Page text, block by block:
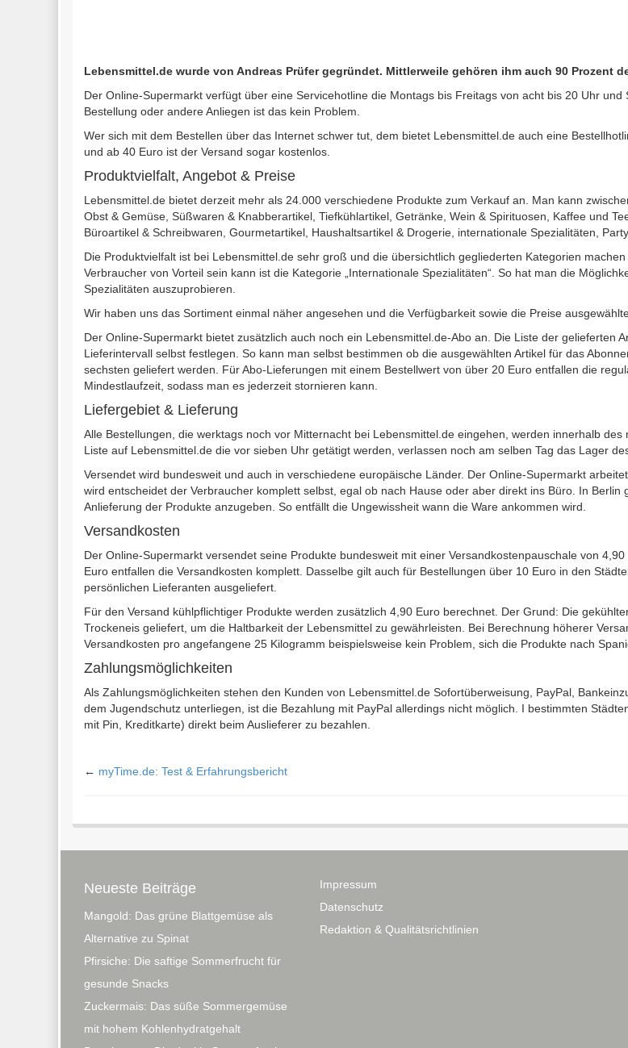
Lebensmittel.de wurde von Andreas Prüfer gegründet. Mittlerweile gehören ihm auch 90 Prozent
Der Online-Supermarkt verfügt über eine Servicehotline die Montags bis Freitags von acht bis 20 Uhr
Bestellung oder andere Anliegen ist das kein Problem.
Wer sich mit dem Bestellen über das Internet schwer tut, dem bietet Lebensmittel.de auch eine
und ab 40 Euro ist der Versand sogar kostenlos.
Produktvielfalt, Angebot & Preise
Lebensmittel.de bietet derzeit mehr als 24.000 verschiedene Produkte zum Verkauf an. Man kann
Obst & Gemüse, Süßwaren & Knabberartikel, Tiefkühlartikel, Getränke, Wein & Spirituosen, Kaffee und
Büroartikel & Schreibwaren, Gourmetartikel, Haushaltsartikel & Drogerie, internationale Spezialitäten,
Die Produktvielfalt ist bei Lebensmittel.de sehr groß und die übersichtlich gegliederten Kategorien
Verbraucher von Vorteil sein kann ist die Kategorie „Internationale Spezialitäten“. So hat man die
Spezialitäten auszuprobieren.
Wir haben uns das Sortiment einmal näher angesehen und die Verfügbarkeit sowie die Preise
Der Online-Supermarkt bietet zusätzlich auch noch ein Lebensmittel.de-Abo an. Die Liste der gelieferten
Lieferintervall selbst festlegen. So kann man selbst bestimmen ob die ausgewählten Artikel für das
sechsten geliefert werden. Für Abo-Lieferungen mit einem Bestellwert von über 20 Euro entfallen die
Mindestlaufzeit, sodass man es jederzeit stornieren kann.
Liefergebiet & Lieferung
Alle Bestellungen, die werktags noch vor Mitternacht bei Lebensmittel.de eingehen, werden innerhalb
Liste auf Lebensmittel.de die vor sieben Uhr getätigt werden, verlassen noch am selben Tag das Lager
Versendet wird bundesweit und auch in verschiedene europäische Länder. Der Online-Supermarkt
wird entscheidet der Verbraucher komplett selbst, egal ob nach Hause oder aber direkt ins Büro. In
Anlieferung der Produkte anzugeben. So entfällt die Ungewissheit wann die Ware ankommen wird.
Versandkosten
Der Online-Supermarkt versendet seine Produkte bundesweit mit einer Versandkostenpauschale von
Euro entfallen die Versandkosten komplett. Dasselbe gilt auch für Bestellungen über 10 Euro in den
persönlichen Lieferanten ausgeliefert.
Für den Versand kühlpflichtiger Produkte werden zusätzlich 4,90 Euro berechnet. Der Grund: Die
Trockeneis geliefert, um die Haltbarkeit der Lebensmittel zu gewährleisten. Bei Berechnung höherer
Versandkosten pro angefangene 25 Kilogramm beispielsweise kein Problem, sich die Produkte nach
Zahlungsmöglichkeiten
Als Zahlungsmöglichkeiten stehen den Kunden von Lebensmittel.de Sofortüberweisung, PayPal,
dem Jugendschutz unterliegen, ist die Bezahlung mit PayPal allerdings nicht möglich. I bestimmten
mit Pin, Kreditkarte) direkt beim Auslieferer zu bezahlen.
← myTime.de: Test & Erfahrungsbericht
Neueste Beiträge
Mangold: Das grüne Blattgemüse als
Alternative zu Spinat
Pfirsiche: Die saftige Sommerfrucht für
gesunde Snacks
Zuckermais: Das süße Sommergemüse
mit hohem Kohlenhydratgehalt
Impressum
Datenschutz
Redaktion & Qualitätsrichtlinien